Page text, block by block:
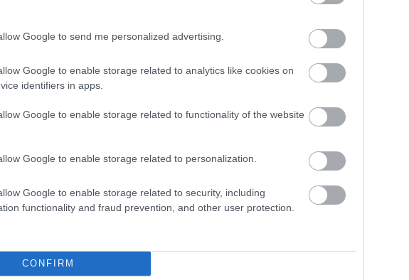
Google to send me personalized advertising.
Google to enable storage related to analytics like cookies on
identifiers in apps.
Google to enable storage related to functionality of the website
Google to enable storage related to personalization.
Google to enable storage related to security, including
functionality and fraud prevention, and other user protection.
CONFIRM
Bø. Det gjorde det også i løypa. Mannen som
topp fem på langrennstid. Etter løpet kommer
en stafett, sier Thingnes Bø.
skiene, der de norske utøverne antydet at utstyret
altfor dårlig. Der legger vi oss flate, sier
for å sørge for at det ikke gjentar seg.